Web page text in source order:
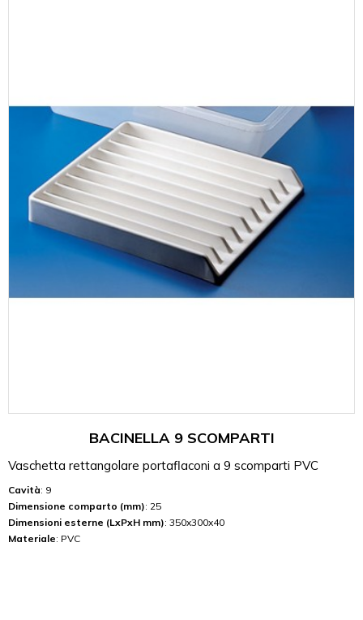
BACINELLA 9 SCOMPARTI
Vaschetta rettangolare portaflaconi a 9 scomparti PVC
Cavità: 9
Dimensione comparto (mm): 25
Dimensioni esterne (LxPxH mm): 350x300x40
Materiale: PVC